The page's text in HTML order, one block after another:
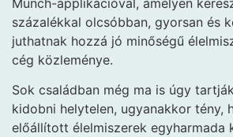
Munch-applikációval, amelyen
százalékkal olcsóbban, gyorsan és
juthatnak hozzá jó minőségű
cég közleménye.
Sok családban még ma is úgy
kidobni helytelen, ugyanakkor tény,
előállított élelmiszerek egyharmada